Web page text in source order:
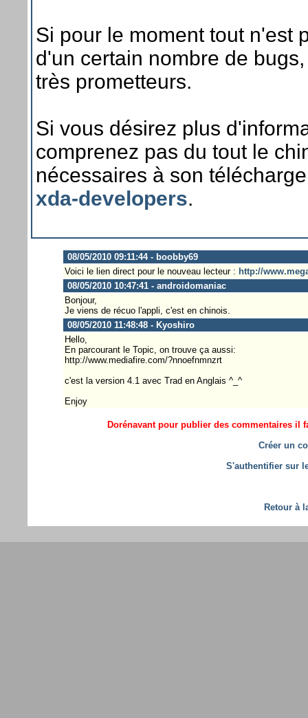
Si pour le moment tout n'est
d'un certain nombre de
très prometteurs.
Si vous désirez plus
comprenez pas du tout le
nécessaires à son
xda-developers.
08/05/2010 09:11:44 - boobby69
Voici le lien direct pour le nouveau lecteur : http://
08/05/2010 10:47:41 - androidomaniac
Bonjour,
Je viens de récuo l'appli, c'est en chinois.
08/05/2010 11:48:48 - Kyoshiro
Hello,
En parcourant le Topic, on trouve ça aussi:
http://www.mediafire.com/?nnoefnmnzrt
c'est la version 4.1 avec Trad en Anglais ^_^
Enjoy
Dorénavant pour publier des commentaires il
Créer un
S'authentifier sur
Retour à